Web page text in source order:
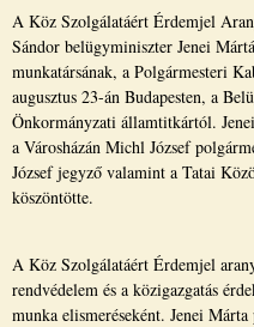
A Köz Szolgálatáért Érdemjel
Sándor belügyminiszter Jenei
munkatársának, a Polgármesteri
augusztus 23-án Budapesten, a
Önkormányzati államtitkártól.
a Városházán Michl József
József jegyző valamint a Tatai
köszöntötte.
A Köz Szolgálatáért Érdemjel
rendvédelem és a közigazgatás
munka elismeréseként. Jenei